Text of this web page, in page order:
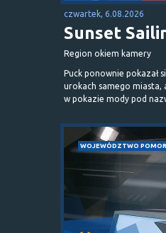
czwartek, 6.08.2026
Sunset
Region okiem kamery
Puck ponownie pokazał
urokach samego miasta,
w pokazie mody pod
WOJEWÓDZTWO